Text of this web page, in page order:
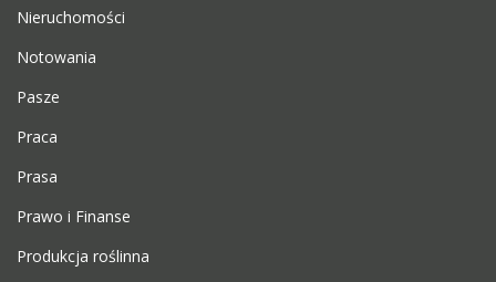
Nieruchomości
Notowania
Pasze
Praca
Prasa
Prawo i Finanse
Produkcja roślinna